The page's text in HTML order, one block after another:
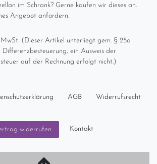
im Schrank? Gerne kaufen wir dieses an.
Angebot anfordern.
(Dieser Artikel unterliegt gem. § 25a
ein Ausweis der
auf der Rechnung erfolgt nicht.)
AGB Widerrufs­recht
widerrufen Kontakt